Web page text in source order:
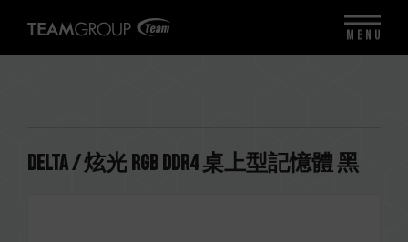
DELTA / 炫光 RGB DDR4 桌上型記憶體 黑
MENU